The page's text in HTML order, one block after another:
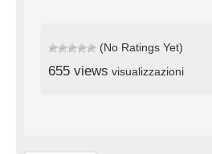
(No Ratings Yet)
655 views visualizzazioni